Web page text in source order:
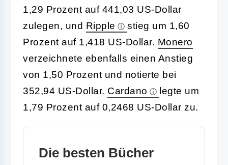
1,29 Prozent auf 441,03 US-Dollar
zulegen, und Ripple
stieg um 1,60
Prozent auf 1,418 US-Dollar. Monero
verzeichnete ebenfalls einen Anstieg
von 1,50 Prozent und notierte bei
352,94 US-Dollar. Cardano
legte um
1,79 Prozent auf 0,2468 US-Dollar zu.
Die besten Bücher